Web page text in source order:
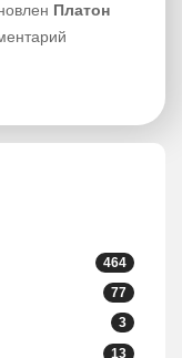
Платон
464
77
3
13